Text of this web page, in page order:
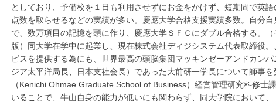
としており、予備校を１日も利用させずにお金をかけず、短期間で英
点数を取らせるなどの実績が多い。慶應大学合格支援実績多数。自分
で、数万項目の記憶を頭に作り、慶應大学ＳＦＣにダブル合格する。
版）同大学在学中に起業し、現在株式会社ディジシステム代表取締役
ビスを提供する為にも、世界最高の頭脳集団マッキンゼーアンドカン
ジア太平洋局長、日本支社会長）であった大前研一学長について師事
（Kenichi Ohmae Graduate School of Business）経営管理研究科修士
いることで、牛山自身の能力が低いにも関わらず、同大学院において